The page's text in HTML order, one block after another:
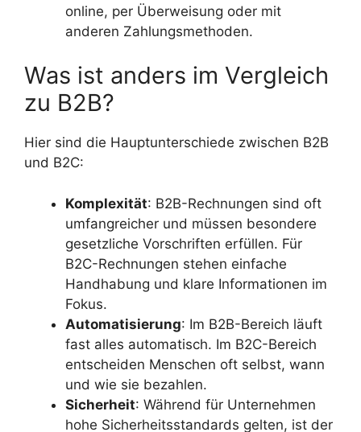
online, per Überweisung oder mit
anderen Zahlungsmethoden.
Was ist anders im Vergleich
zu B2B?
Hier sind die Hauptunterschiede zwischen B2B
und B2C:
Komplexität: B2B-Rechnungen sind oft
umfangreicher und müssen besondere
gesetzliche Vorschriften erfüllen. Für
B2C-Rechnungen stehen einfache
Handhabung und klare Informationen im
Fokus.
Automatisierung: Im B2B-Bereich läuft
fast alles automatisch. Im B2C-Bereich
entscheiden Menschen oft selbst, wann
und wie sie bezahlen.
Sicherheit: Während für Unternehmen
hohe Sicherheitsstandards gelten, ist der